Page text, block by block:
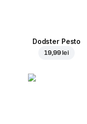
Dodster Pesto
19,99 lei